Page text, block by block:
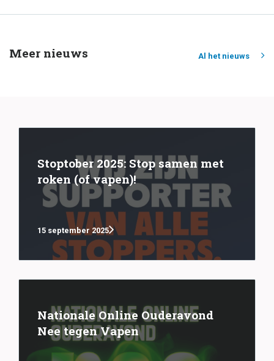
Meer nieuws Al het nieuws
Stoptober 2025: Stop samen met
roken (of vapen)!
15 september 2025
Nationale Online Ouderavond
Nee tegen Vapen